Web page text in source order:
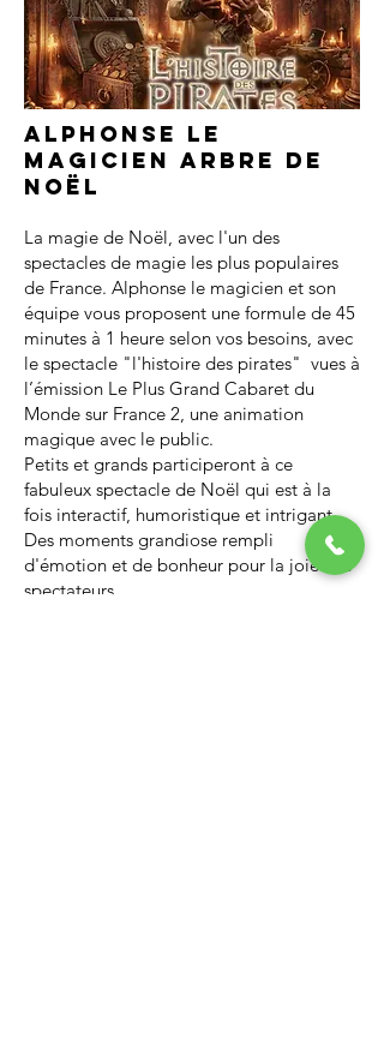
Alphonse le
magicien arbre de
noël
La magie de Noël, avec l'un des
spectacles de magie les plus populaires
de France. Alphonse le magicien et son
équipe vous proposent une formule de 45
minutes à 1 heure selon vos besoins, avec
le spectacle "l'histoire des pirates" vues à
l’émission Le Plus Grand Cabaret du
Monde sur France 2, une animation
magique avec le public.
Petits et grands participeront à ce
fabuleux spectacle de Noël qui est à la
fois interactif, humoristique et intrigant.
Des moments grandiose rempli
d'émotion et de bonheur pour la joie des
spectateurs.